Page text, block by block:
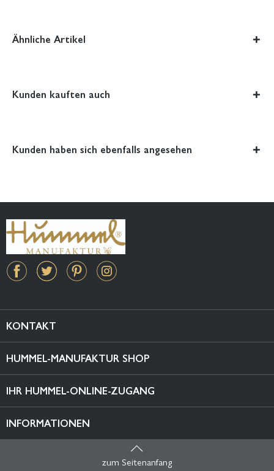
Ähnliche Artikel
Kunden kauften auch
Kunden haben sich ebenfalls angesehen
KONTAKT
HUMMEL-MANUFAKTUR SHOP
IHR HUMMEL-ONLINE-ZUGANG
INFORMATIONEN
zum Seitenanfang